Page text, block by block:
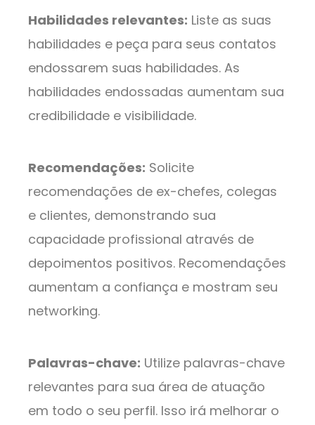
Habilidades relevantes: Liste as suas
habilidades e peça para seus contatos
endossarem suas habilidades. As
habilidades endossadas aumentam sua
credibilidade e visibilidade.
Recomendações: Solicite
recomendações de ex-chefes, colegas
e clientes, demonstrando sua
capacidade profissional através de
depoimentos positivos. Recomendações
aumentam a confiança e mostram seu
networking.
Palavras-chave: Utilize palavras-chave
relevantes para sua área de atuação
em todo o seu perfil. Isso irá melhorar o